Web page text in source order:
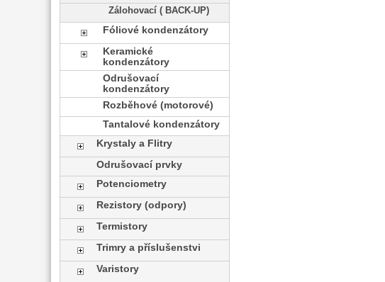
Zálohovací ( BACK-UP)
Fóliové kondenzátory
Keramické
kondenzátory
Odrušovací
kondenzátory
Rozběhové (motorové)
Tantalové kondenzátory
Krystaly a Flitry
Odrušovací prvky
Potenciometry
Rezistory (odpory)
Termistory
Trimry a příslušenstvi
Varistory